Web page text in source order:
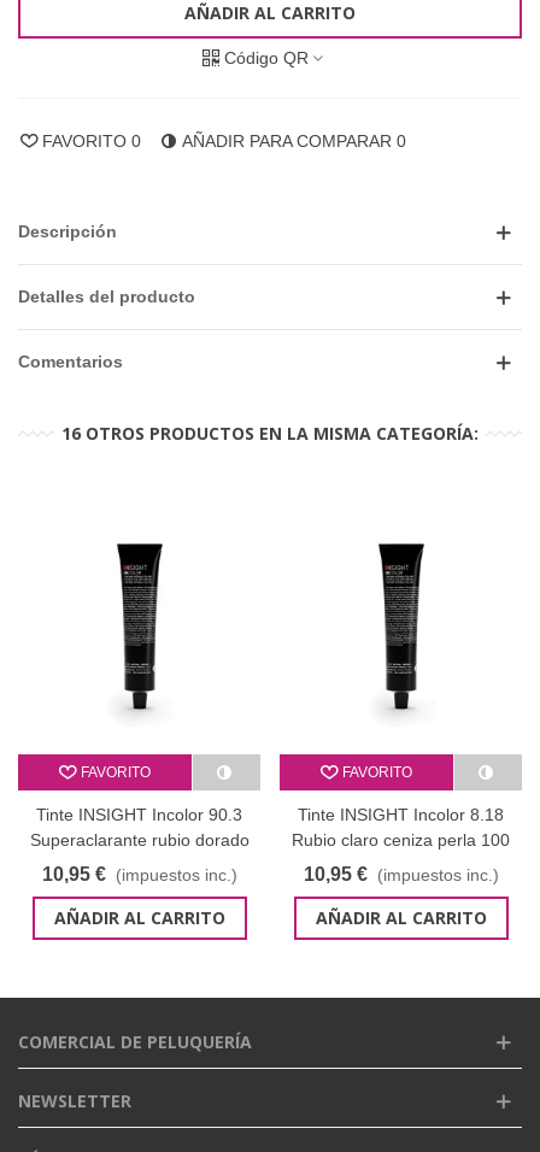
AÑADIR AL CARRITO
Código QR
FAVORITO 0 AÑADIR PARA COMPARAR 0
Descripción
Detalles del producto
Comentarios
16 OTROS PRODUCTOS EN LA MISMA CATEGORÍA:
FAVORITO
Tinte INSIGHT Incolor 90.3
Superaclarante rubio dorado
10,95 € (impuestos inc.)
AÑADIR AL CARRITO
FAVORITO
Tinte INSIGHT Incolor 8.18
Rubio claro ceniza perla 100
10,95 € (impuestos inc.)
AÑADIR AL CARRITO
COMERCIAL DE PELUQUERÍA
NEWSLETTER